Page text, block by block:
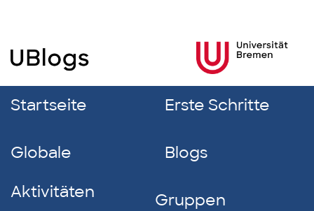
Startseite Erste Schritte
Globale
Aktivitäten
Blogs
Gruppen